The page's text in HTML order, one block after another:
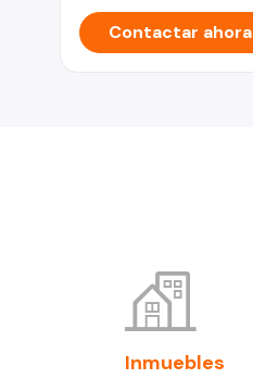
Contactar ahora
Inmuebles